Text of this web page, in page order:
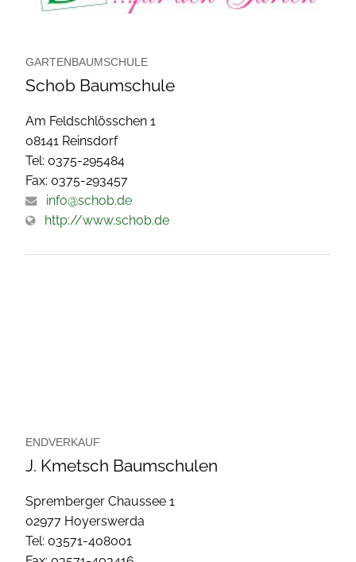
GARTENBAUMSCHULE
Schob Baumschule
Am Feldschlösschen 1
08141 Reinsdorf
Tel: 0375-295484
Fax: 0375-293457
info@schob.de
http://www.schob.de
ENDVERKAUF
J. Kmetsch Baumschulen
Spremberger Chaussee 1
02977 Hoyerswerda
Tel: 03571-408001